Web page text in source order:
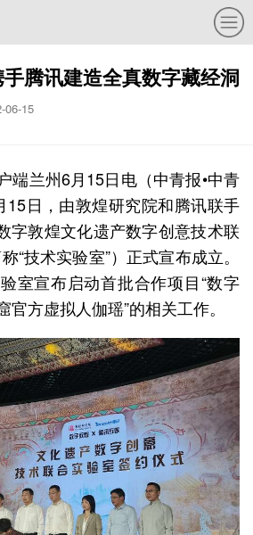
腾讯建造全真数字藏经洞
06-15
端兰州6月15日电（中青报•中青
15日，由敦煌研究院和腾讯联手
字敦煌文化遗产数字创意技术联
“技术实验室”）正式宣布成立。
室宣布启动首批合作项目“数字
方虚拟人伽瑶”的相关工作。